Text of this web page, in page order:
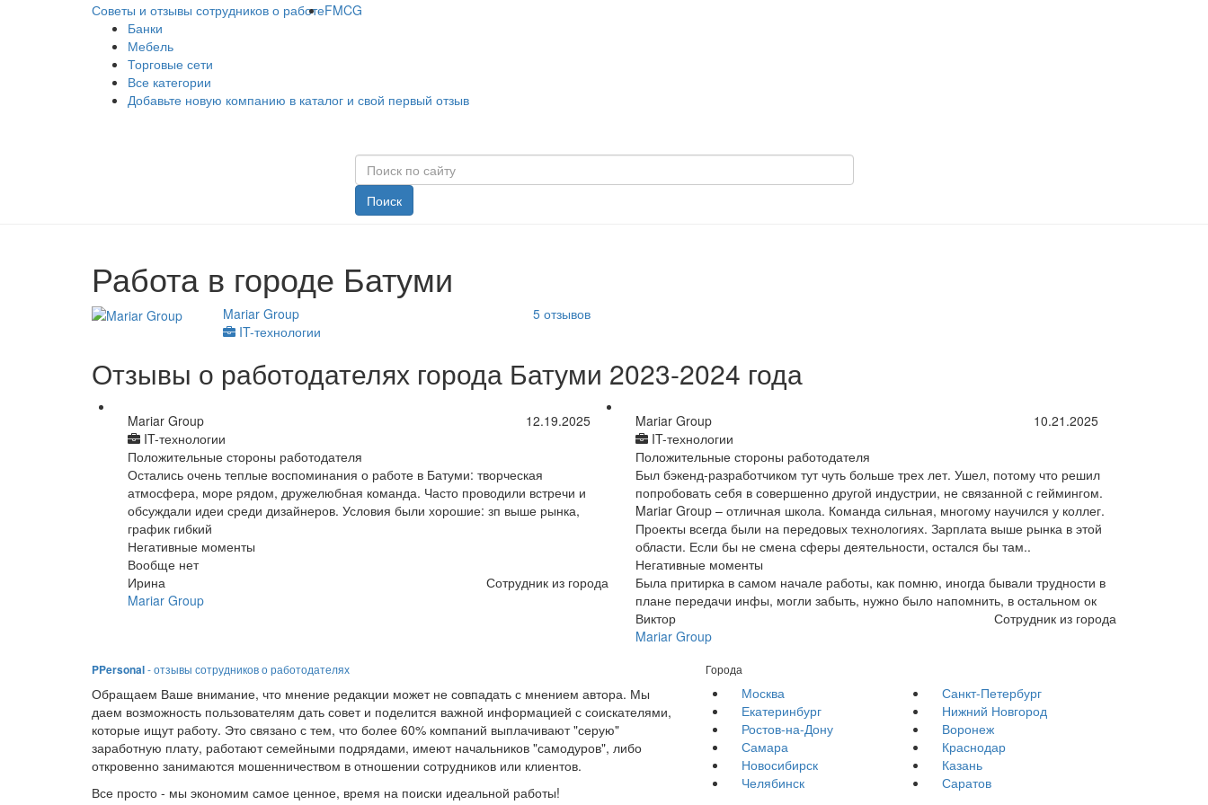
Советы и отзывы сотрудников о работеFMCG
Банки
Мебель
Торговые сети
Все категории
Добавьте новую компанию в каталог и свой первый отзыв
Поиск
Работа в городе Батуми
Mariar Group
IT-технологии
5 отзывов
Отзывы о работодателях города Батуми 2023-2024 года
Mariar Group
IT-технологии
12.19.2025
Положительные стороны работодателя
Остались очень теплые воспоминания о работе в Батуми: творческая
атмосфера, море рядом, дружелюбная команда. Часто проводили встречи и
обсуждали идеи среди дизайнеров. Условия были хорошие: зп выше рынка,
график гибкий
Негативные моменты
Вообще нет
Ирина
Сотрудник из города
Mariar Group
Mariar Group
IT-технологии
10.21.2025
Положительные стороны работодателя
Был бэкенд-разработчиком тут чуть больше трех лет. Ушел, потому что решил
попробовать себя в совершенно другой индустрии, не связанной с геймингом.
Mariar Group – отличная школа. Команда сильная, многому научился у коллег.
Проекты всегда были на передовых технологиях. Зарплата выше рынка в этой
области. Если бы не смена сферы деятельности, остался бы там..
Негативные моменты
Была притирка в самом начале работы, как помню, иногда бывали трудности в
плане передачи инфы, могли забыть, нужно было напомнить, в остальном ок
Виктор
Сотрудник из города
Mariar Group
PPersonal- отзывы сотрудников о работодателях
Обращаем Ваше внимание, что мнение редакции может не совпадать с мнением автора. Мы
даем возможность пользователям дать совет и поделится важной информацией с соискателями,
которые ищут работу. Это связано с тем, что более 60% компаний выплачивают "серую"
заработную плату, работают семейными подрядами, имеют начальников "самодуров", либо
откровенно занимаются мошенничеством в отношении сотрудников или клиентов.
Все просто - мы экономим самое ценное, время на поиски идеальной работы!
Города
Москва
Санкт-Петербург
Екатеринбург
Нижний Новгород
Ростов-на-Дону
Воронеж
Самара
Краснодар
Новосибирск
Казань
Челябинск
Саратов